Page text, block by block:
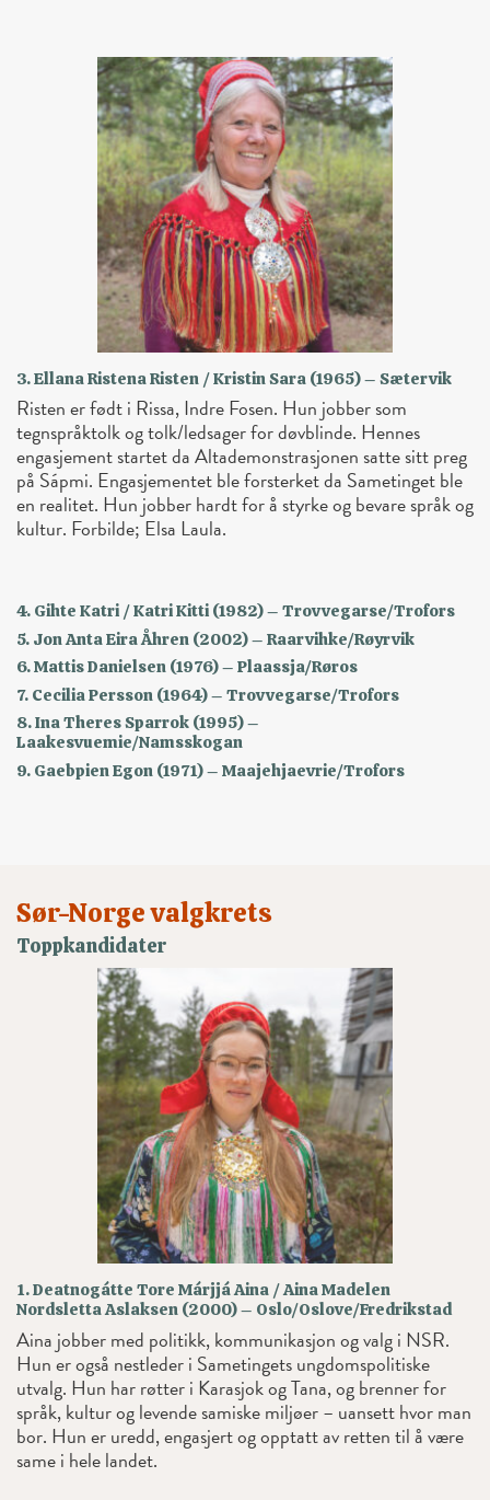
3. Ellana Ristena Risten / Kristin Sara (1965) – Sætervik
Risten er født i Rissa, Indre Fosen. Hun jobber som
tegnspråktolk og tolk/ledsager for døvblinde. Hennes
engasjement startet da Altademonstrasjonen satte sitt preg
på Sápmi. Engasjementet ble forsterket da Sametinget ble
en realitet. Hun jobber hardt for å styrke og bevare språk og
kultur. Forbilde; Elsa Laula.
4. Gihte Katri / Katri Kitti (1982) – Trovvegarse/Trofors
5. Jon Anta Eira Åhren (2002) – Raarvihke/Røyrvik
6. Mattis Danielsen (1976) – Plaassja/Røros
7. Cecilia Persson (1964) – Trovvegarse/Trofors
8. Ina Theres Sparrok (1995) –
Laakesvuemie/Namsskogan
9. Gaebpien Egon (1971) – Maajehjaevrie/Trofors
Sør-Norge valgkrets
Toppkandidater
1. Deatnogátte Tore Márjjá Aina / Aina Madelen
Nordsletta Aslaksen (2000) – Oslo/Oslove/Fredrikstad
Aina jobber med politikk, kommunikasjon og valg i NSR.
Hun er også nestleder i Sametingets ungdomspolitiske
utvalg. Hun har røtter i Karasjok og Tana, og brenner for
språk, kultur og levende samiske miljøer – uansett hvor man
bor. Hun er uredd, engasjert og opptatt av retten til å være
same i hele landet.